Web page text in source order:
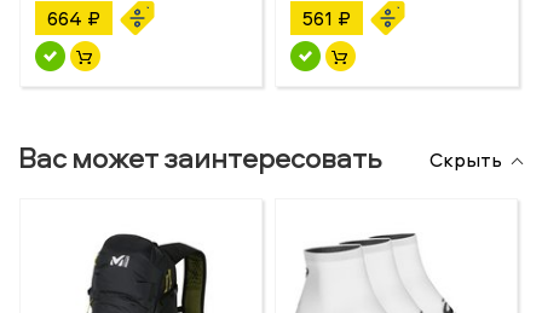
664 ₽
561 ₽
Вас может заинтересовать Скрыть